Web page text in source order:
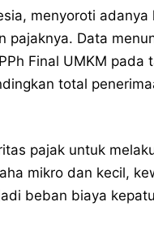
menyoroti
pajaknya. Data
Final UMKM pada
total
pajak untuk
mikro dan kecil,
beban biaya